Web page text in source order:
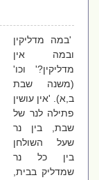
'במה מדליקין
ובמה אין
מדליקין?' וכו'
(משנה שבת
ב,א). 'אין עושין
פתילה לנר של
שבת, בין נר
שעל השולחן
בין כל נר
שמדליק בבית,